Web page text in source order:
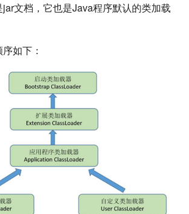
文档，它也是Java程序默认的类加载
如下：